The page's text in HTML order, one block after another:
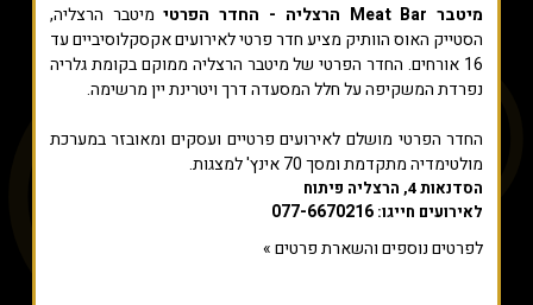
מיטבר Meat Bar הרצליה - החדר הפרטי
מיטבר הרצליה,
הסטייק האוס הוותיק מציע חדר פרטי לאירועים אקסקלוסיביים עד
16 אורחים. החדר הפרטי של מיטבר הרצליה ממוקם בקומת גלריה
נפרדת המשקיפה על חלל המסעדה דרך ויטרינת יין מרשימה.
החדר הפרטי מושלם לאירועים פרטיים ועסקים ומאובזר במערכת
מולטימדיה מתקדמת ומסך 70 אינץ' למצגות.
הסדנאות 4, הרצליה פיתוח
לאירועים חייגו: 077-6670216
לפרטים נוספים והשארת פרטים »